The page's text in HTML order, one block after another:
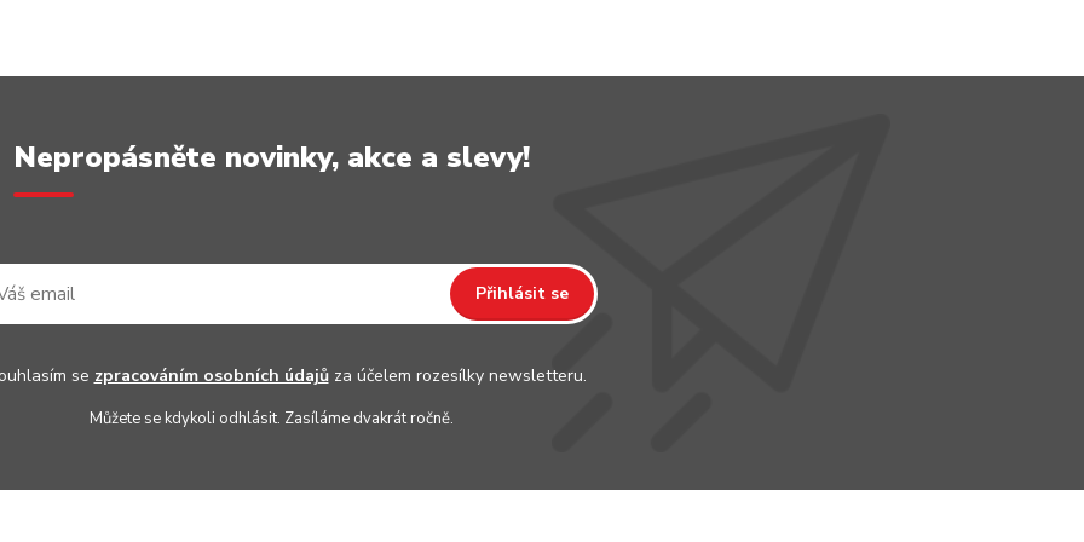
Nepropásněte novinky, akce a slevy!
Přihlásit se
se zpracováním osobních údajůza účelem rozesílky newsletteru.
Můžete se kdykoli odhlásit. Zasíláme dvakrát ročně.